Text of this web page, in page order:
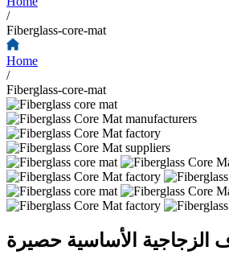
/
Fiberglass-core-mat
Home
/
Fiberglass-core-mat
الزجاجية الأساسية حصيرة